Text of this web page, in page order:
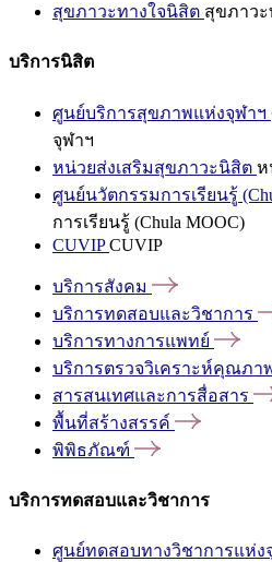
สุขภาวะทางใจนิสิต สุขภาว
บริการนิสิต
ศูนย์บริการสุขภาพแห่งจุฬาฯ
จุฬาฯ
หน่วยส่งเสริมสุขภาวะนิสิต ห
ศูนย์นวัตกรรมการเรียนรู้
การเรียนรู้ (Chula MOOC)
CUVIPCUVIP
บริการสังคม
บริการทดสอบและวิชาการ
บริการทางการแพทย์
บริการตรวจวิเคราะห์คุณภา
สารสนเทศและการสื่อสาร
พื้นที่สร้างสรรค์
พิพิธภัณฑ์
บริการทดสอบและวิชาการ
ศูนย์ทดสอบทางวิชาการแห่ง